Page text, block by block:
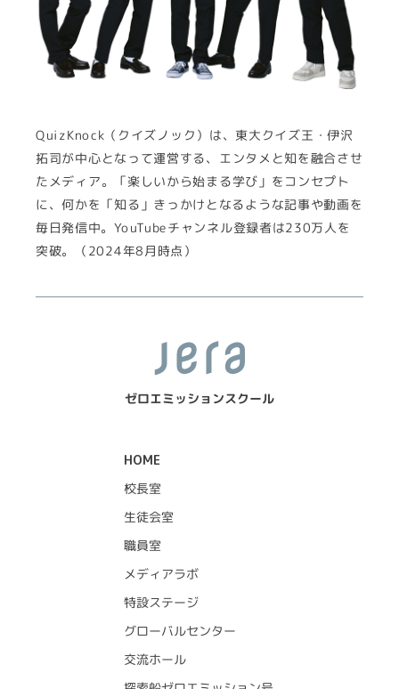
QuizKnock（クイズノック）は、東大クイズ王・伊沢
拓司が中心となって運営する、エンタメと知を融合させ
たメディア。「楽しいから始まる学び」をコンセプト
に、何かを「知る」きっかけとなるような記事や動画を
毎日発信中。YouTubeチャンネル登録者は230万人を
突破。（2024年8月時点）
ゼロエミッションスクール
HOME
校長室
生徒会室
職員室
メディアラボ
特設ステージ
グローバルセンター
交流ホール